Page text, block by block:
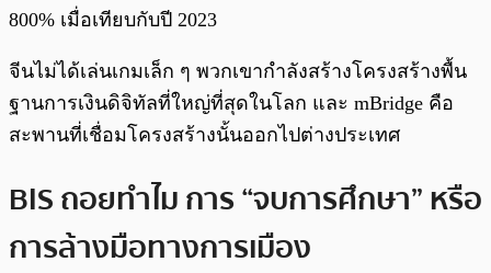
800% เมื่อเทียบกับปี 2023
จีนไม่ได้เล่นเกมเล็ก ๆ พวกเขากำลังสร้างโครงสร้างพื้น
ฐานการเงินดิจิทัลที่ใหญ่ที่สุดในโลก และ mBridge คือ
สะพานที่เชื่อมโครงสร้างนั้นออกไปต่างประเทศ
BIS ถอยทำไม การ “จบการศึกษา” หรือ
การล้างมือทางการเมือง